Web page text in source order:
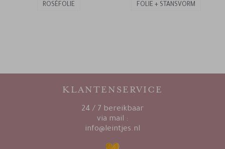
ROSÉFOLIE FOLIE + STANSVORM
KLANTENSERVICE
24 / 7 bereikbaar
via mail :
info@leintjes.nl